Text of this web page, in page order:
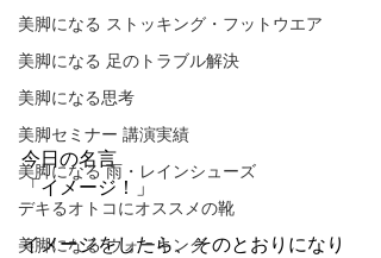
美脚になる ストッキング・フットウエア
美脚になる 足のトラブル解決
美脚になる思考
美脚セミナー 講演実績
美脚になる 雨・レインシューズ
デキるオトコにオススメの靴
美脚になる ウォーキング
今日の名言
「イメージ！」
イメージをしたら、そのとおりになり